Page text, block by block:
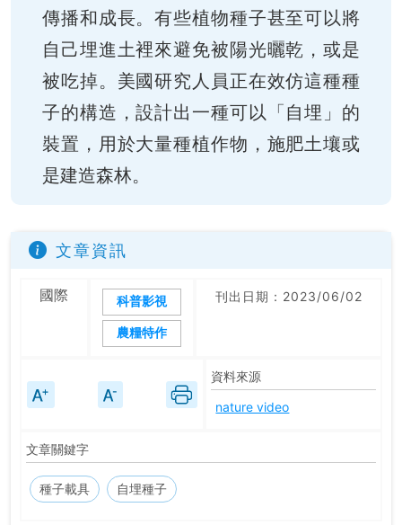
傳播和成長。有些植物種子甚至可以將
自己埋進土裡來避免被陽光曬乾，或是
被吃掉。美國研究人員正在效仿這種種
子的構造，設計出一種可以「自埋」的
裝置，用於大量種植作物，施肥土壤或
是建造森林。
文章資訊
國際 科普影視
農糧特作
刊出日期：2023/06/02
資料來源
nature video
文章關鍵字
種子載具 自埋種子